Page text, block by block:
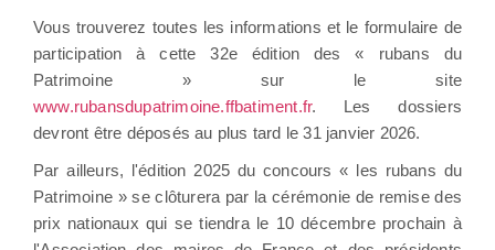
Vous trouverez toutes les informations et le formulaire de
participation à cette 32e édition des « rubans du
Patrimoine » sur le site
www.rubansdupatrimoine.ffbatiment.fr. Les dossiers
devront être déposés au plus tard le 31 janvier 2026.
Par ailleurs, l'édition 2025 du concours « les rubans du
Patrimoine » se clôturera par la cérémonie de remise des
prix nationaux qui se tiendra le 10 décembre prochain à